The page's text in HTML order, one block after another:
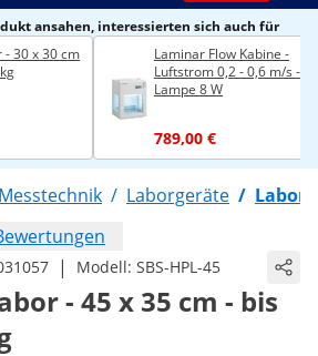
ansahen, interessierten sich auch für
- 30 x 30 cm
Laminar Flow Kabine -
Luftstrom 0,2 - 0,6 m/s -
Lampe 8 W
789,00 €
Messtechnik / Laborgeräte /
| Modell: SBS-HPL-45
- 45 x 35 cm - bis